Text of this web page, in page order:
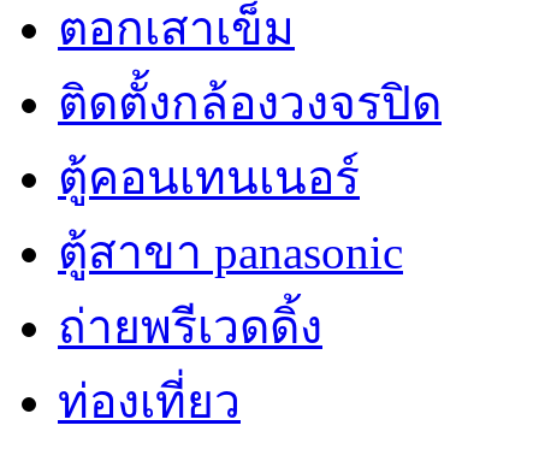
ตอกเสาเข็ม
ติดตั้งกล้องวงจรปิด
ตู้คอนเทนเนอร์
ตู้สาขา panasonic
ถ่ายพรีเวดดิ้ง
ท่องเที่ยว